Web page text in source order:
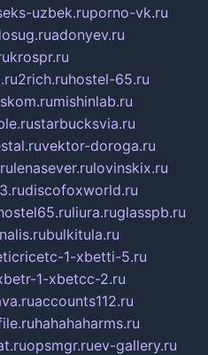
uzbek.ruporno-vk.ru
adonyev.ru
krospr.ru
2rich.ruhostel-65.ru
mishinlab.ru
starbucksvia.ru
vektor-doroga.ru
lenasever.rulovinskix.ru
discofoxworld.ru
liura.ruglasspb.ru
bulkitula.ru
1-xbetti-5.ru
1-xbetcc-2.ru
accounts112.ru
hahahaharms.ru
opsmgr.ruev-gallery.ru